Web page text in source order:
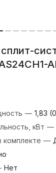
— 1,83
кВт —
комплекте —
Нет